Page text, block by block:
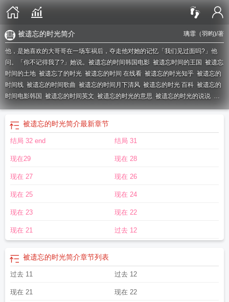
璃霏（羽昀)/著
被遗忘的时光简介
他，是她喜欢的大哥哥在一场车祸后，夺走他对她的记忆「我们见过面吗?」他
问。「你不记得我了?」她说。 被遗忘的时间韩国电影 被遗忘时间的王国 被遗忘
时间的土地 被遗忘了的时光 被遗忘的时间 在线看 被遗忘的时光知乎 被遗忘的
时间线 被遗忘的时间歌曲 被遗忘的时间月下清风 被遗忘的时光 百科 被遗忘的
时间电影韩国 被遗忘的时间英文 被遗忘的时光的意思 被遗忘的时光的说说 被
遗忘的时间 韩国被遗忘的时间萨克斯曲谱被遗忘的时间作文被遗忘的时光是
什么歌 被遗忘的时光简介 被遗忘的时间电视剧
的时间
遗忘的时光说的什么故事
被遗忘的时间全文免费阅读
忘的时间歌词
被遗忘的时间降B调动态谱被遗忘的时间陈廷远徐简祺
时光啊被遗忘的时间电影在线观看 被遗忘的时间陈廷远
被遗忘的时光简介最新章节
结局 32 end 结局 31
现在29 现在 28
现在 27 现在 26
现在 25 现在 24
现在 23 现在 22
现在 21 过去 12
被遗忘的时光简介章节列表
过去 11 过去 12
现在 21 现在 22